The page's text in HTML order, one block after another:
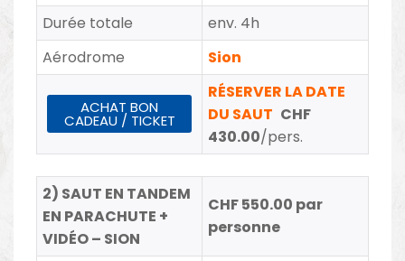
Durée totale
env. 4h
Aérodrome
Sion
ACHAT BON
CADEAU / TICKET
RÉSERVER LA DATE
DU SAUT CHF
430.00/pers.
2) SAUT EN TANDEM
EN PARACHUTE +
VIDÉO – SION
CHF 550.00 par
personne